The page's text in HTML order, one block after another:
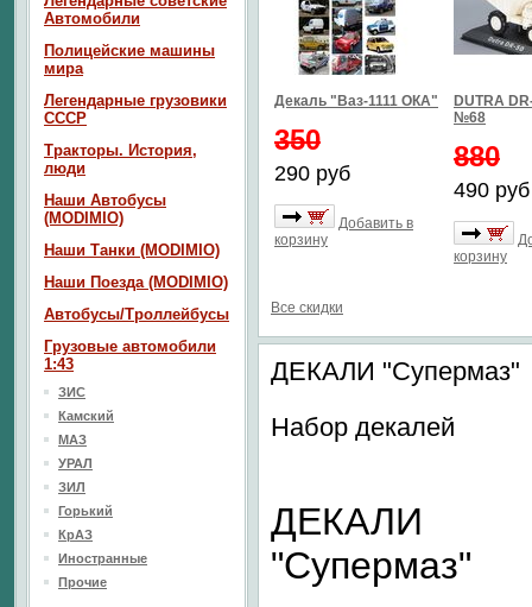
Декаль "Ваз-1111 ОКА"
350
290 руб
Добавить в
корзину
DUTRA
№68
880
490 руб
корзину
Все скидки
ДЕКАЛИ "Супермаз"
Набор декалей
ДЕКАЛИ
"Супермаз"
Автомобили
Полицейские машины
мира
Легендарные грузовики
СССР
Тракторы. История,
люди
Наши Автобусы
(MODIMIO)
Наши Танки (MODIMIO)
Наши Поезда (MODIMIO)
Автобусы/Троллейбусы
Грузовые автомобили
1:43
ЗИС
Камский
МАЗ
УРАЛ
ЗИЛ
Горький
КрАЗ
Иностранные
Прочие